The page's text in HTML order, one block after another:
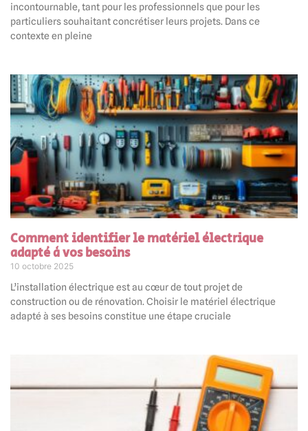
incontournable, tant pour les professionnels que pour les
particuliers souhaitant concrétiser leurs projets. Dans ce
contexte en pleine
Comment identifier le matériel électrique
adapté à vos besoins
10 octobre 2025
L’installation électrique est au cœur de tout projet de
construction ou de rénovation. Choisir le matériel électrique
adapté à ses besoins constitue une étape cruciale